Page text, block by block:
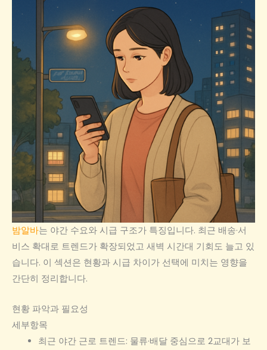
밤알바는 야간 수요와 시급 구조가 특징입니다. 최근 배송·서
비스 확대로 트렌드가 확장되었고 새벽 시간대 기회도 늘고 있
습니다. 이 섹션은 현황과 시급 차이가 선택에 미치는 영향을
간단히 정리합니다.
현황 파악과 필요성
세부항목
최근 야간 근로 트렌드: 물류·배달 중심으로 2교대가 보